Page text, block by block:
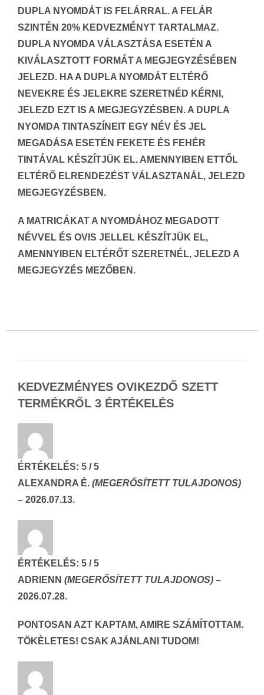
DUPLA NYOMDÁT IS FELÁRRAL. A FELÁR
SZINTÉN 20% KEDVEZMÉNYT TARTALMAZ.
DUPLA NYOMDA VÁLASZTÁSA ESETÉN A
KIVÁLASZTOTT FORMÁT A MEGJEGYZÉSÉBEN
JELEZD. HA A DUPLA NYOMDÁT ELTÉRŐ
NEVEKRE ÉS JELEKRE SZERETNÉD KÉRNI,
JELEZD EZT IS A MEGJEGYZÉSBEN. A DUPLA
NYOMDA TINTASZÍNEIT EGY NÉV ÉS JEL
MEGADÁSA ESETÉN FEKETE ÉS FEHÉR
TINTÁVAL KÉSZÍTJÜK EL. AMENNYIBEN ETTŐL
ELTÉRŐ ELRENDEZÉST VÁLASZTANÁL, JELEZD
MEGJEGYZÉSBEN.
A MATRICÁKAT A NYOMDÁHOZ MEGADOTT
NÉVVEL ÉS OVIS JELLEL KÉSZÍTJÜK EL,
AMENNYIBEN ELTÉRŐT SZERETNÉL, JELEZD A
MEGJEGYZÉS MEZŐBEN.
KEDVEZMÉNYES OVIKEZDŐ SZETT
TERMÉKRŐL 3 ÉRTÉKELÉS
ÉRTÉKELÉS: 5 / 5
ALEXANDRA É. (MEGERŐSÍTETT TULAJDONOS)
– 2026.07.13.
ÉRTÉKELÉS: 5 / 5
ADRIENN (MEGERŐSÍTETT TULAJDONOS) –
2026.07.28.
PONTOSAN AZT KAPTAM, AMIRE SZÁMÍTOTTAM.
TÖKÈLETES! CSAK AJÁNLANI TUDOM!